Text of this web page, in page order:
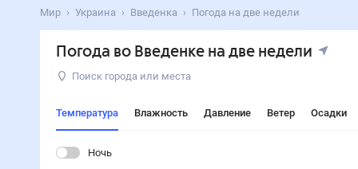
Мир Украина Введенка Погода на две недели
Погода во Введенке на две недели
Поиск города или места
Температура Влажность Давление Ветер Осадки
Ночь